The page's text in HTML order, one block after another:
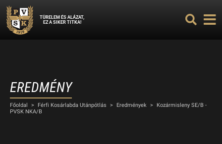
TÜRELEM ÉS ALÁZAT,
EZ A SIKER TITKA!
EREDMÉNY
Főoldal > Férfi Kosárlabda Utánpótlás > Eredmények >
Kozármisleny SE/B -
PVSK NKA/B